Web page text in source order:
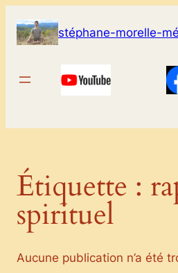
au
stéphane-morelle-
Étiquette :
spirituel
Aucune publication n’a été